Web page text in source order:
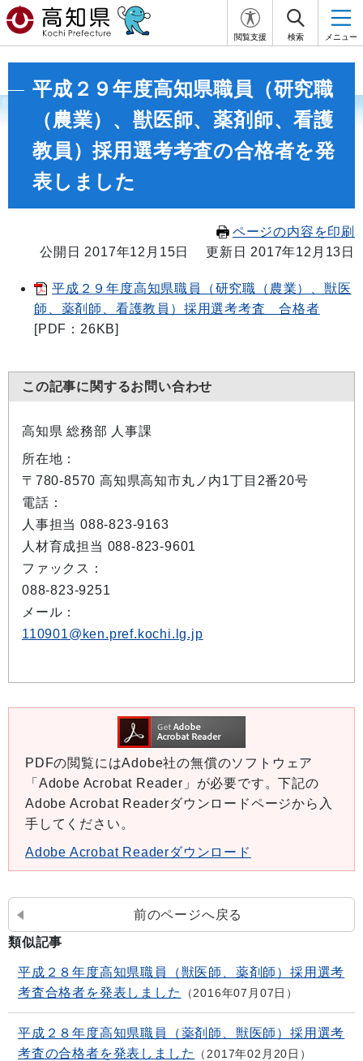
閲覧支援 検索 メニュー
平成２９年度高知県職員（研究職
（農業）、獣医師、薬剤師、看護
教員）採用選考考査の合格者を発
表しました
ページの内容を印刷
公開日 2017年12月15日
更新日 2017年12月13日
平成２９年度高知県職員（研究職（農業）、獣医
師、薬剤師、看護教員）採用選考考査 合格者
[PDF：26KB]
この記事に関するお問い合わせ
高知県 総務部 人事課
所在地：
〒780-8570 高知県高知市丸ノ内1丁目2番20号
電話：
人事担当 088-823-9163
人材育成担当 088-823-9601
ファックス：
088-823-9251
メール：
110901@ken.pref.kochi.lg.jp
PDFの閲覧にはAdobe社の無償のソフトウェア
「Adobe Acrobat Reader」が必要です。下記の
Adobe Acrobat Readerダウンロードページから入
手してください。
Adobe Acrobat Readerダウンロード
前のページへ戻る
類似記事
平成２８年度高知県職員（獣医師、薬剤師）採用選考
考査合格者を発表しました
2016年07月07日
平成２８年度高知県職員（薬剤師、獣医師）採用選考
考査の合格者を発表しました
2017年02月20日